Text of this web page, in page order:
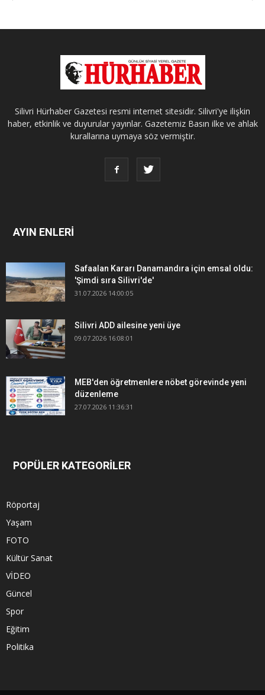
Silivri Hürhaber Gazetesi resmi internet sitesidir. Silivri'ye ilişkin
haber, etkinlik ve duyurular yayınlar. Gazetemiz Basın ilke ve ahlak
kurallarına uymaya söz vermiştir.
AYIN ENLERİ
Safaalan Kararı Danamandıra için emsal oldu:
'Şimdi sıra Silivri'de'
31.07.2026 14:00:05
Silivri ADD ailesine yeni üye
09.07.2026 16:08:01
MEB'den öğretmenlere nöbet görevinde yeni
düzenleme
27.07.2026 11:36:31
POPÜLER KATEGORİLER
Röportaj
Yaşam
FOTO
Kültür Sanat
VİDEO
Güncel
Spor
Eğitim
Politika